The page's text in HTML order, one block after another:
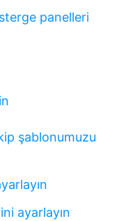
panelleri
şablonumuzu
ayarlayın